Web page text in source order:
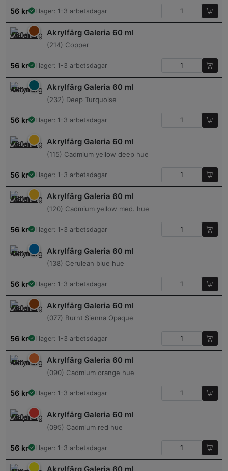
56 kr I lager: 1-3 arbetsdagar
Akrylfärg Galeria 60 ml
(214) Copper
56 kr I lager: 1-3 arbetsdagar
Akrylfärg Galeria 60 ml
(232) Deep Turquoise
56 kr I lager: 1-3 arbetsdagar
Akrylfärg Galeria 60 ml
(115) Cadmium yellow deep hue
56 kr I lager: 1-3 arbetsdagar
Akrylfärg Galeria 60 ml
(120) Cadmium yellow med. hue
56 kr I lager: 1-3 arbetsdagar
Akrylfärg Galeria 60 ml
(138) Cerulean blue hue
56 kr I lager: 1-3 arbetsdagar
Akrylfärg Galeria 60 ml
(077) Burnt Sienna Opaque
56 kr I lager: 1-3 arbetsdagar
Akrylfärg Galeria 60 ml
(090) Cadmium orange hue
56 kr I lager: 1-3 arbetsdagar
Akrylfärg Galeria 60 ml
(095) Cadmium red hue
56 kr I lager: 1-3 arbetsdagar